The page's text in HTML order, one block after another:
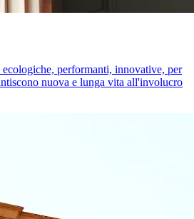
performanti, innovative, per
nuova e lunga vita all'involucro